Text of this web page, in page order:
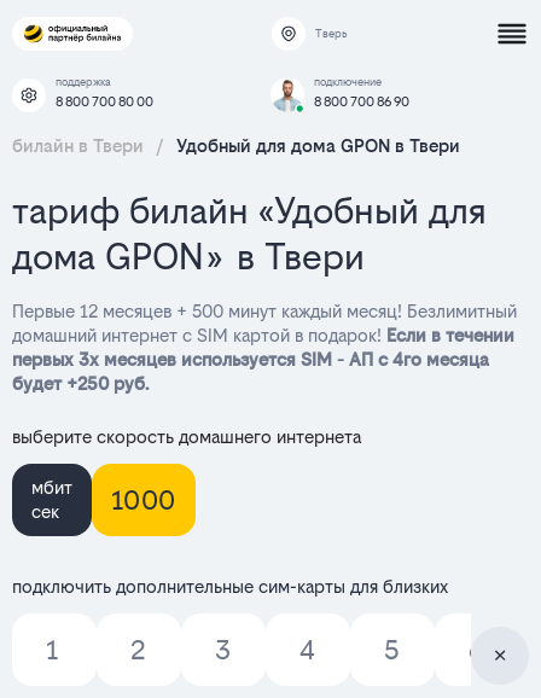
Тверь
поддержка
8 800 700 80 00
подключение
8 800 700 86 90
билайн в Твери / Удобный для дома GPON в Твери
тариф билайн «Удобный для
дома GPON» в Твери
Первые 12 месяцев + 500 минут каждый месяц! Безлимитный
домашний интернет с SIM картой в подарок! Если в течении
первых 3х месяцев используется SIM - АП с 4го месяца
будет +250 руб.
выберите скорость домашнего интернета
мбит
сек
1000
подключить дополнительные сим-карты для близких
1 2 3 4 5 6